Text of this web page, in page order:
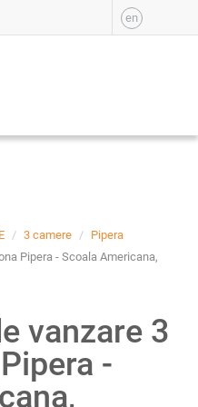
en
3 camere
Pipera
Pipera - Scoala Americana,
vanzare 3
-